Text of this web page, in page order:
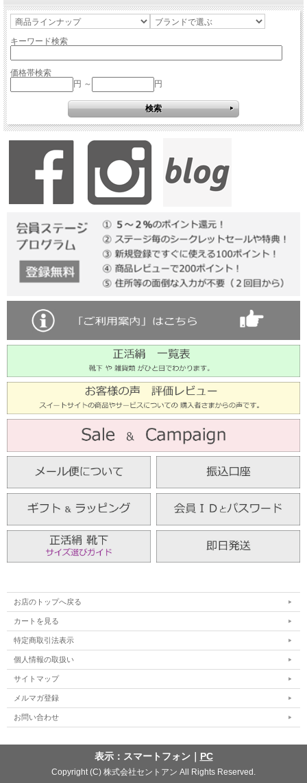
キーワード検索
価格帯検索
円 ～
円
お店のトップへ戻る
カートを見る
特定商取引法表示
個人情報の取扱い
サイトマップ
メルマガ登録
お問い合わせ
表示：スマートフォン｜ PC
Copyright (C) 株式会社セントアン All Rights Reserved.